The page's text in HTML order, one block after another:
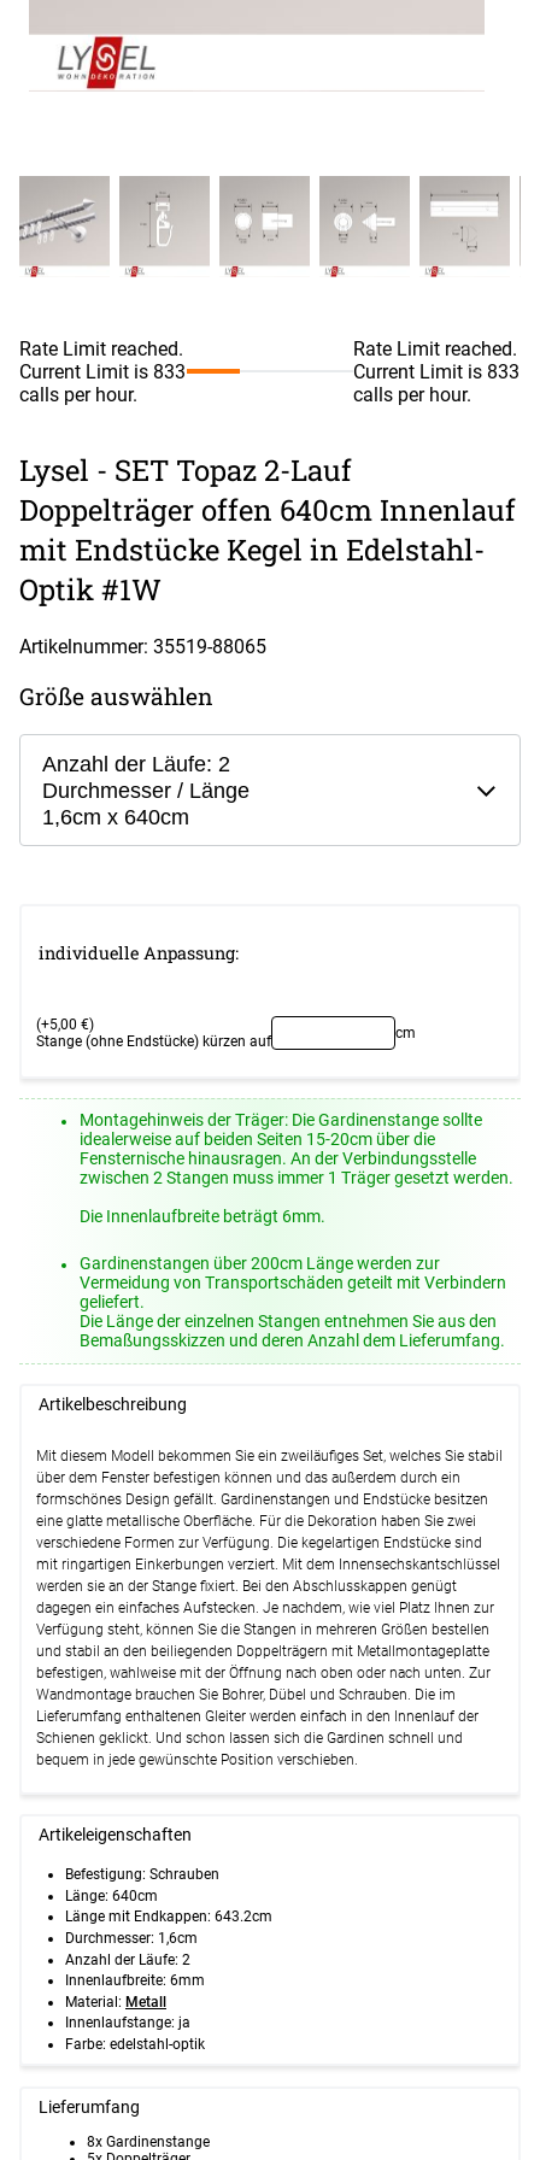
Rate Limit reached.
Current Limit is 833
calls per hour.
Rate Limit reached.
Current Limit is 833
calls per hour.
Lysel - SET Topaz 2-Lauf
Doppelträger offen 640cm Innenlauf
mit Endstücke Kegel in Edelstahl-
Optik #1W
Artikelnummer: 35519-88065
Größe auswählen
Anzahl der Läufe: 2
Durchmesser / Länge
1,6cm x 640cm
individuelle Anpassung:
(+5,00 €)
Stange (ohne Endstücke) kürzen auf
cm
Montagehinweis der Träger: Die Gardinenstange sollte
idealerweise auf beiden Seiten 15-20cm über die
Fensternische hinausragen. An der Verbindungsstelle
zwischen 2 Stangen muss immer 1 Träger gesetzt werden.
Die Innenlaufbreite beträgt 6mm.
Gardinenstangen über 200cm Länge werden zur
Vermeidung von Transportschäden geteilt mit Verbindern
geliefert.
Die Länge der einzelnen Stangen entnehmen Sie aus den
Bemaßungsskizzen und deren Anzahl dem Lieferumfang.
Artikelbeschreibung
Mit diesem Modell bekommen Sie ein zweiläufiges Set, welches Sie stabil
über dem Fenster befestigen können und das außerdem durch ein
formschönes Design gefällt. Gardinenstangen und Endstücke besitzen
eine glatte metallische Oberfläche. Für die Dekoration haben Sie zwei
verschiedene Formen zur Verfügung. Die kegelartigen Endstücke sind
mit ringartigen Einkerbungen verziert. Mit dem Innensechskantschlüssel
werden sie an der Stange fixiert. Bei den Abschlusskappen genügt
dagegen ein einfaches Aufstecken. Je nachdem, wie viel Platz Ihnen zur
Verfügung steht, können Sie die Stangen in mehreren Größen bestellen
und stabil an den beiliegenden Doppelträgern mit Metallmontageplatte
befestigen, wahlweise mit der Öffnung nach oben oder nach unten. Zur
Wandmontage brauchen Sie Bohrer, Dübel und Schrauben. Die im
Lieferumfang enthaltenen Gleiter werden einfach in den Innenlauf der
Schienen geklickt. Und schon lassen sich die Gardinen schnell und
bequem in jede gewünschte Position verschieben.
Artikeleigenschaften
Befestigung: Schrauben
Länge: 640cm
Länge mit Endkappen: 643.2cm
Durchmesser: 1,6cm
Anzahl der Läufe: 2
Innenlaufbreite: 6mm
Material: Metall
Innenlaufstange: ja
Farbe: edelstahl-optik
Lieferumfang
8x Gardinenstange